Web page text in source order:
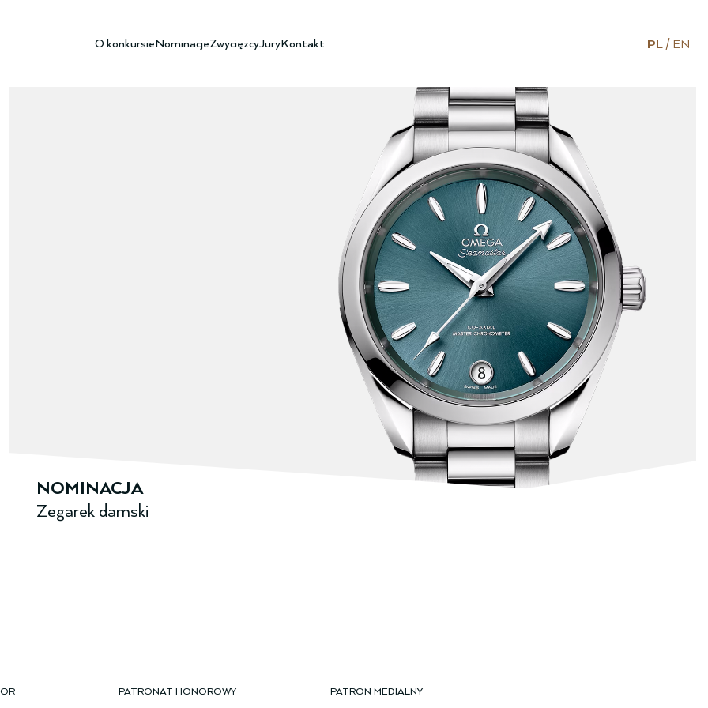
O konkursieNominacjeZwycięzcyJuryKontakt PL EN
NOMINACJA
Zegarek damski
PATRONAT HONOROWY PATRON MEDIALNY